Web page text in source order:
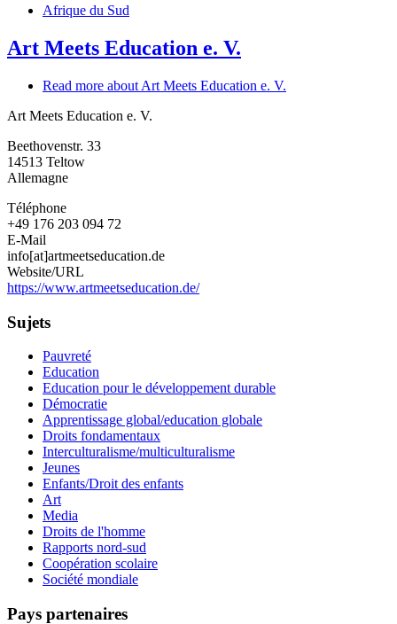
Afrique du Sud
Art Meets Education e. V.
Read more about Art Meets Education e. V.
Art Meets Education e. V.
Beethovenstr. 33
14513 Teltow
Allemagne
Téléphone
+49 176 203 094 72
E-Mail
info[at]artmeetseducation.de
Website/URL
https://www.artmeetseducation.de/
Sujets
Pauvreté
Education
Education pour le développement durable
Démocratie
Apprentissage global/education globale
Droits fondamentaux
Interculturalisme/multiculturalisme
Jeunes
Enfants/Droit des enfants
Art
Media
Droits de l'homme
Rapports nord-sud
Coopération scolaire
Société mondiale
Pays partenaires